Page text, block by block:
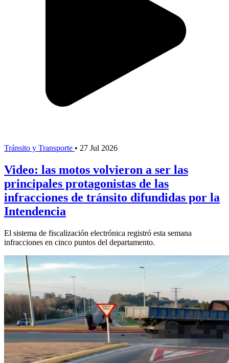
Tránsito y Transporte • 27 Jul 2026
Video: las motos volvieron a ser las
principales protagonistas de las
infracciones de tránsito difundidas por la
Intendencia
El sistema de fiscalización electrónica registró esta semana
infracciones en cinco puntos del departamento.